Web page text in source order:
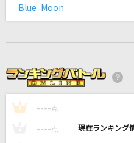
下田のお吉
重安ひろ子
Blue Moon
1 ---- 点 ----
---- 点 ----